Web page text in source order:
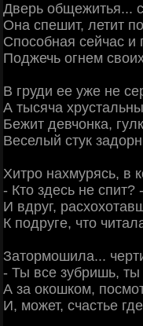
Дверь общежитья...
Она спешит, летит
Способная сейчас и
Поджечь огнем
В груди ее уже не
А тысяча
Бежит девчонка,
Веселый стук
Хитро нахмурясь, в
- Кто здесь не спит?
И вдруг,
К подруге, что
Затормошила...
- Ты все зубришь,
А за окошком,
И, может, счастье